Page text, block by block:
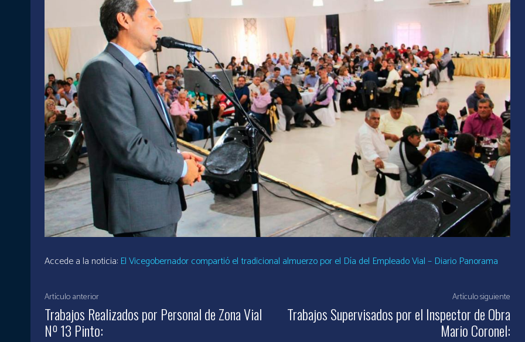
Accede a la noticia: El Vicegobernador compartió el tradicional almuerzo por el Día del Empleado Vial – Diario Panorama
Artículo anterior
Trabajos Realizados por Personal de Zona Vial
Nº 13 Pinto:
Artículo siguiente
Trabajos Supervisados por el Inspector de Obra
Mario Coronel: